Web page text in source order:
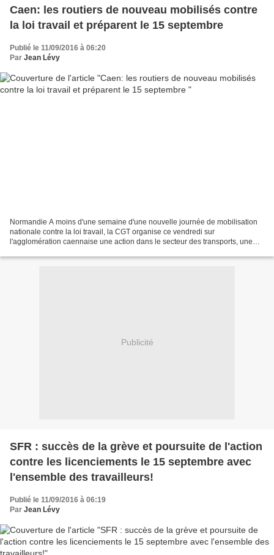
Caen: les routiers de nouveau mobilisés contre
la loi travail et préparent le 15 septembre
Publié le 11/09/2016 à 06:20
Par Jean Lévy
Normandie A moins d'une semaine d'une nouvelle journée de mobilisation
nationale contre la loi travail, la CGT organise ce vendredi sur
l'agglomération caennaise une action dans le secteur des transports, une
Publicité
SFR : succès de la grève et poursuite de l'action
contre les licenciements le 15 septembre avec
l'ensemble des travailleurs!
Publié le 11/09/2016 à 06:19
Par Jean Lévy